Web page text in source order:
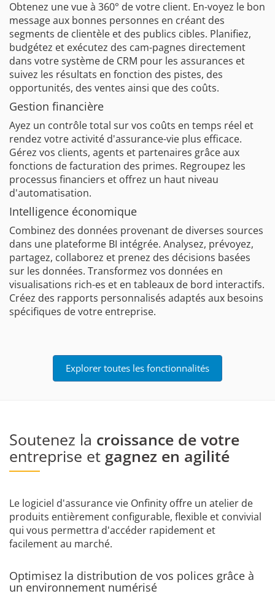
Obtenez une vue à 360° de votre client. En-voyez le bon
message aux bonnes personnes en créant des
segments de clientèle et des publics cibles. Planifiez,
budgétez et exécutez des cam-pagnes directement
dans votre système de CRM pour les assurances et
suivez les résultats en fonction des pistes, des
opportunités, des ventes ainsi que des coûts.
Gestion financière
Ayez un contrôle total sur vos coûts en temps réel et
rendez votre activité d'assurance-vie plus efficace.
Gérez vos clients, agents et partenaires grâce aux
fonctions de facturation des primes. Regroupez les
processus financiers et offrez un haut niveau
d'automatisation.
Intelligence économique
Combinez des données provenant de diverses sources
dans une plateforme BI intégrée. Analysez, prévoyez,
partagez, collaborez et prenez des décisions basées
sur les données. Transformez vos données en
visualisations rich-es et en tableaux de bord interactifs.
Créez des rapports personnalisés adaptés aux besoins
spécifiques de votre entreprise.
Explorer toutes les fonctionnalités
Soutenez la croissance de votre
entreprise et gagnez en agilité
Le logiciel d'assurance vie Onfinity offre un atelier de
produits entièrement configurable, flexible et convivial
qui vous permettra d'accéder rapidement et
facilement au marché.
Optimisez la distribution de vos polices grâce à
un environnement numérisé